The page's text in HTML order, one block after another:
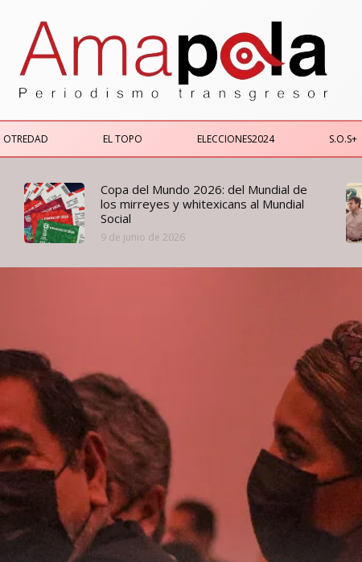
OTREDAD EL TOPO ELECCIONES2024 S.O.S+
Copa del Mundo 2026: del Mundial de
los mirreyes y whitexicans al Mundial
Social
9 de junio de 2026